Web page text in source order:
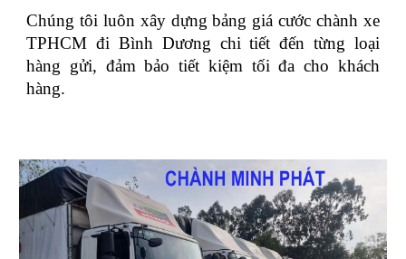
Chúng tôi luôn xây dựng bảng giá cước chành xe
TPHCM đi Bình Dương chi tiết đến từng loại
hàng gửi, đảm bảo tiết kiệm tối đa cho khách
hàng.